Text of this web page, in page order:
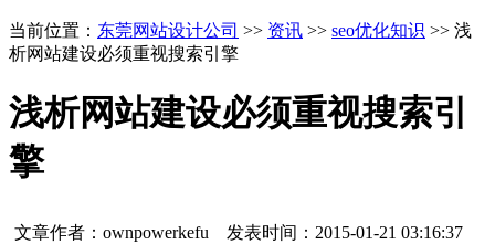
当前位置： 东莞网站设计公司 >> 资讯 >> seo优化知识 >> 浅
析网站建设必须重视搜索引擎
浅析网站建设必须重视搜索引
擎
文章作者：ownpowerkefu 发表时间： 2015-01-21 03:16:37